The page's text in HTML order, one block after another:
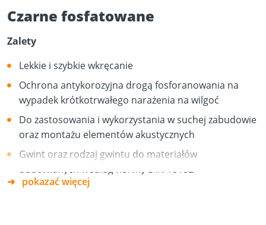
Czarne fosfatowane
Zalety
Lekkie i szybkie wkręcanie
Ochrona antykorozyjna drogą fosforanowania na
wypadek krótkotrwałego narażenia na wilgoć
Do zastosowania i wykorzystania w suchej zabudowie
oraz montażu elementów akustycznych
Gwint oraz rodzaj gwintu do materiałów
budowlanych według normy DIN 18182
pokazać więcej